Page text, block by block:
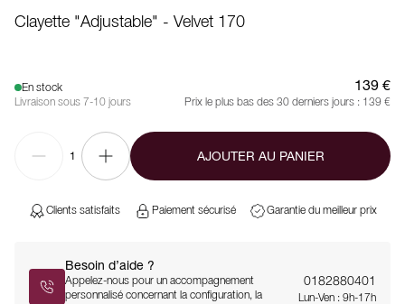
Clayette "Adjustable" - Velvet 170
En stock
Livraison sous 7-10 jours
139 €
Prix le plus bas des 30 derniers jours : 139 €
1 AJOUTER AU PANIER
Clients satisfaits Paiement sécurisé Garantie du meilleur prix
Besoin d’aide ?
Appelez-nous pour un accompagnement
personnalisé concernant la configuration, la
0182880401
Lun-Ven : 9h-17h